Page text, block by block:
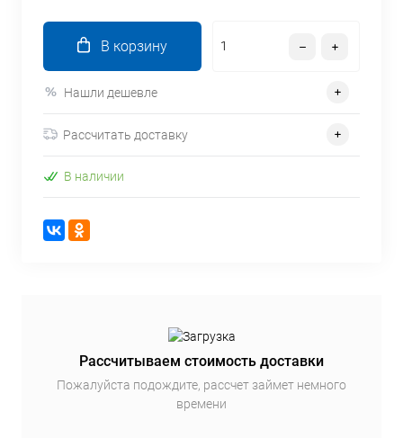
В корзину
Нашли дешевле
Рассчитать доставку
В наличии
Рассчитываем стоимость доставки
Пожалуйста подождите, рассчет займет немного
времени